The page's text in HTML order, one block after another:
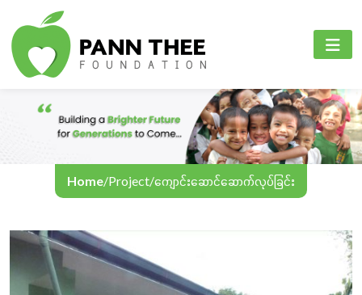
Home/Project/ကျောင်းဆောင်ဆောက်လုပ်ခြင်း
PANN THEE FOUNDATION
ကျွန်ုပ်တို့အကြောင်း
စီမံကိန်းများ
အခမ်းအနားနှင့်လှုပ်ရှားမှုများ
ဆက်သွယ်ရန်
စီမံကိန်းများ
ကျန်းမာရေးစောင့်ရှောက်မှုကဏ္ဍ
အွန်လိုင်းသင်ကြားရေး
PANN THEE FOUNDATION
Myanmar